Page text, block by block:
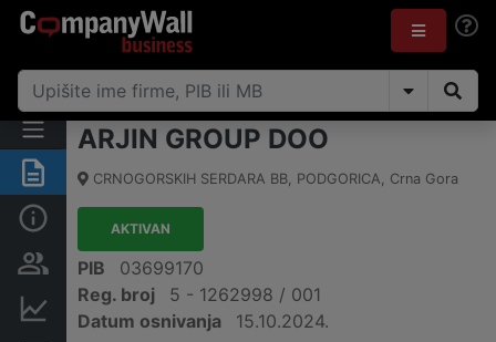
Sažetak
Osobe i vlasništvo
Finansijski podaci
ARJIN GROUP DOO
CRNOGORSKIH SERDARA BB, PODGORICA, Crna Gora
AKTIVAN
PIB
03699170
Reg. broj
5 - 1262998 / 001
Datum osnivanja
15.10.2024.